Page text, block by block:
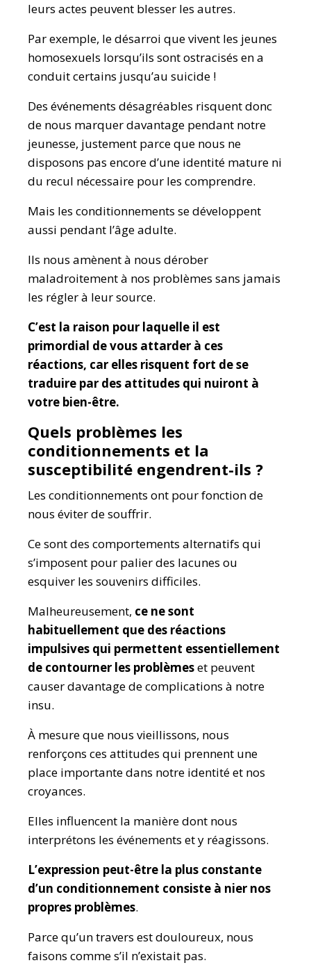
leurs actes peuvent blesser les autres.
Par exemple, le désarroi que vivent les jeunes
homosexuels lorsqu’ils sont ostracisés en a
conduit certains jusqu’au suicide !
Des événements désagréables risquent donc
de nous marquer davantage pendant notre
jeunesse, justement parce que nous ne
disposons pas encore d’une identité mature ni
du recul nécessaire pour les comprendre.
Mais les conditionnements se développent
aussi pendant l’âge adulte.
Ils nous amènent à nous dérober
maladroitement à nos problèmes sans jamais
les régler à leur source.
C’est la raison pour laquelle il est
primordial de vous attarder à ces
réactions, car elles risquent fort de se
traduire par des attitudes qui nuiront à
votre bien-être.
Quels problèmes les
conditionnements et la
susceptibilité engendrent-ils ?
Les conditionnements ont pour fonction de
nous éviter de souffrir.
Ce sont des comportements alternatifs qui
s’imposent pour palier des lacunes ou
esquiver les souvenirs difficiles.
Malheureusement, ce ne sont
habituellement que des réactions
impulsives qui permettent essentiellement
de contourner les problèmeset peuvent
causer davantage de complications à notre
insu.
À mesure que nous vieillissons, nous
renforçons ces attitudes qui prennent une
place importante dans notre identité et nos
croyances.
Elles influencent la manière dont nous
interprétons les événements et y réagissons.
L’expression peut-être la plus constante
d’un conditionnement consiste à nier nos
propres problèmes.
Parce qu’un travers est douloureux, nous
faisons comme s’il n’existait pas.